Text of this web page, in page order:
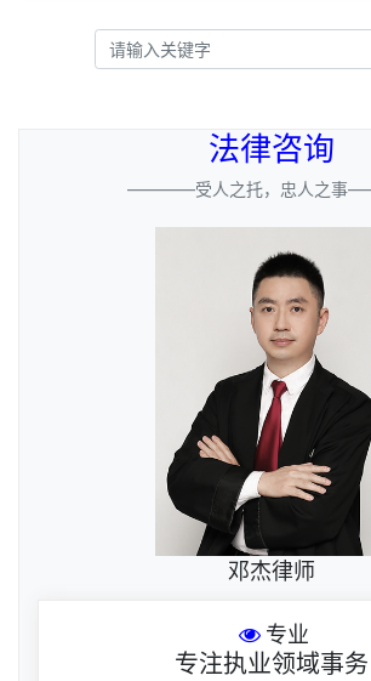
法律咨询
————受人之托，忠人之
邓杰律师
专业
专注执业领域事务